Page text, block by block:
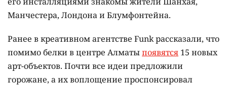
Манчестера, Лондона и Блумфонтейна.
Ранее в креативном агентстве Funk рассказали, что
помимо белки в центре Алматыпоявятся 15 новых
арт-объектов. Почти все идеи предложили
горожане, а их воплощение проспонсировал